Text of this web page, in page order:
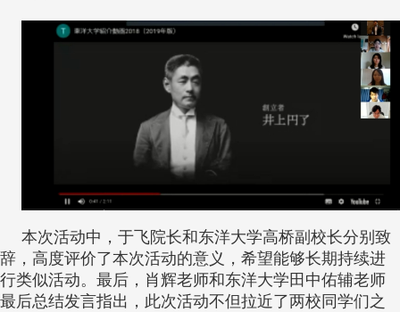
本次活动中，于飞院长和东洋大学高桥副校长分别致
辞，高度评价了本次活动的意义，希望能够长期持续进
行类似活动。最后，肖辉老师和东洋大学田中佑辅老师
最后总结发言指出，此次活动不但拉近了两校同学们之